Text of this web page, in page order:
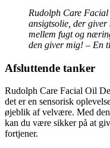
Rudolph Care
ansigtsolie, der giver
mellem fugt og
den giver mig! – En
Afsluttende tanker
Rudolph Care Facial Oil
det er en sensorisk
øjeblik af velvære. Med
kan du være sikker på at
fortjener.